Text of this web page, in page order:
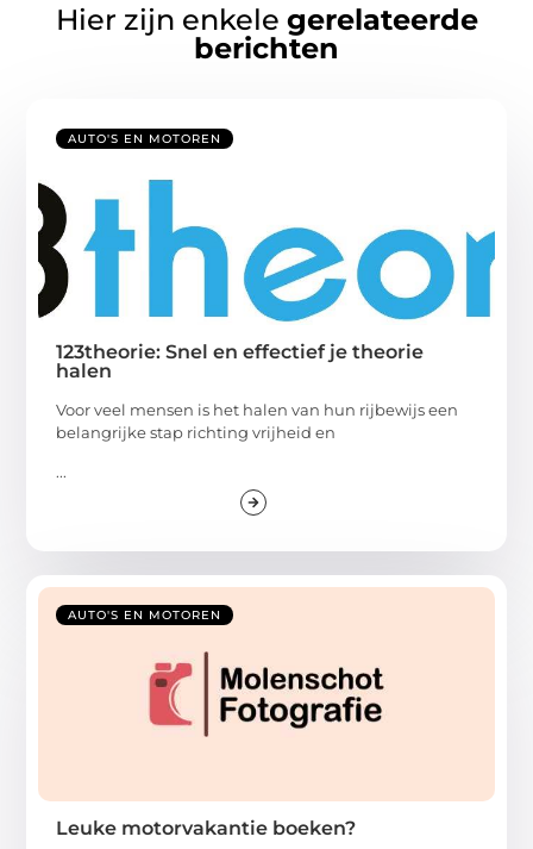
Hier zijn enkele gerelateerde
berichten
AUTO'S EN MOTOREN
123theorie: Snel en effectief je theorie
halen
Voor veel mensen is het halen van hun rijbewijs een
belangrijke stap richting vrijheid en
...
AUTO'S EN MOTOREN
Leuke motorvakantie boeken?